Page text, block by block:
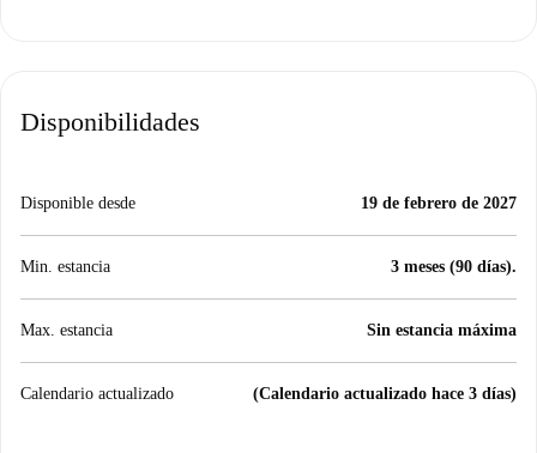
Disponibilidades
Disponible desde 19 de febrero de 2027
Min. estancia 3 meses (90 días).
Max. estancia Sin estancia máxima
Calendario actualizado (Calendario actualizado hace 3 días)